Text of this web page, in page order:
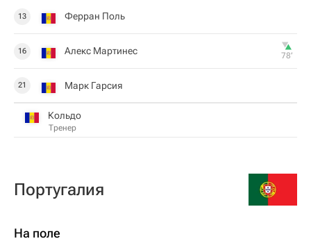
13 Ферран Поль
16 Алекс Мартинес 78‎’‎
21 Марк Гарсия
Кольдо
Тренер
Португалия
На поле